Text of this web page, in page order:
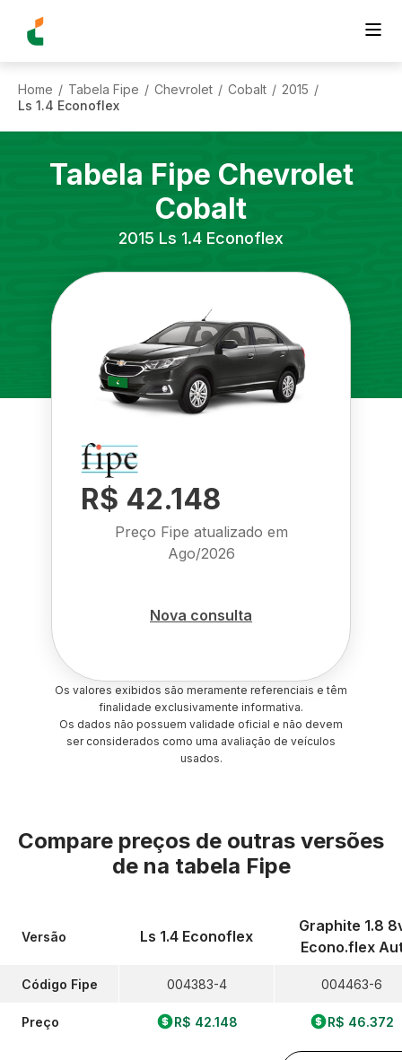
Home / Tabela Fipe / Chevrolet / Cobalt / 2015 /
Ls 1.4 Econoflex
Tabela Fipe Chevrolet
Cobalt
2015 Ls 1.4 Econoflex
R$ 42.148
Preço Fipe atualizado em
Ago/2026
Nova consulta
Os valores exibidos são meramente referenciais e têm
finalidade exclusivamente informativa.
Os dados não possuem validade oficial e não devem
ser considerados como uma avaliação de veículos
usados.
Compare preços de outras versões
de na tabela Fipe
Versão
Código Fipe
Preço
Ls 1.4 Econoflex
004383-4
R$ 42.148
Graphite 1.8
Econo.flex
004463-6
R$ 46.372